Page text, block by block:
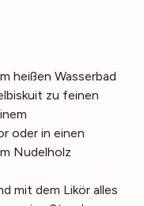
heißen Wasserbad
zu feinen
oder in einen
Nudelholz
mit dem Likör alles